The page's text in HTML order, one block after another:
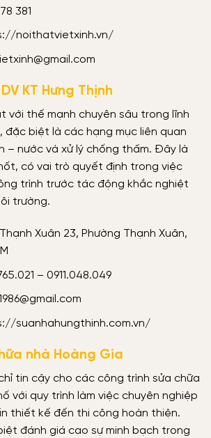
381
noithatvietxinh.vn/
KT Hưng Thịnh
với thế mạnh chuyên sâu trong lĩnh
đặc biệt là các hạng mục liên quan
– nước và xử lý chống thấm. Đây là
có vai trò quyết định trong việc
trình trước tác động khắc nghiệt
trường.
Xuân 23, Phường Thạnh Xuân,
– 0911.048.049
suanhahungthinh.com.vn/
nhà Hoàng Gia
tin cậy cho các công trình sửa chữa
với quy trình làm việc chuyên nghiệp
thiết kế đến thi công hoàn thiện.
đánh giá cao sự minh bạch trong